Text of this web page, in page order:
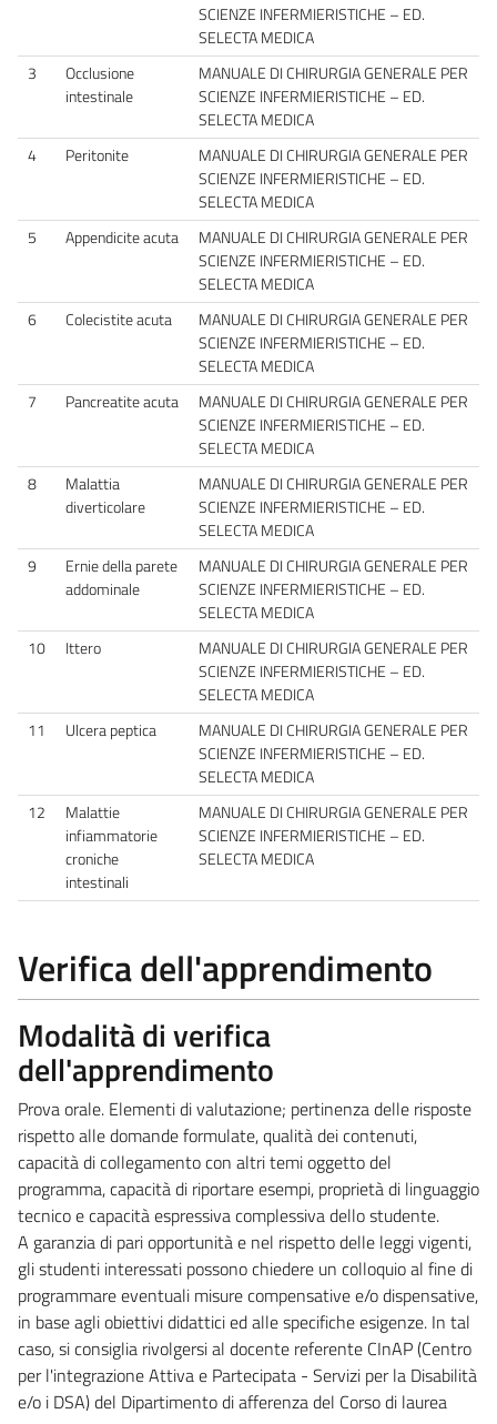
SCIENZE INFERMIERISTICHE – ED.
SELECTA MEDICA
3
Occlusione
intestinale
MANUALE DI CHIRURGIA GENERALE PER
SCIENZE INFERMIERISTICHE – ED.
SELECTA MEDICA
4
Peritonite
MANUALE DI CHIRURGIA GENERALE PER
SCIENZE INFERMIERISTICHE – ED.
SELECTA MEDICA
5
Appendicite acuta
MANUALE DI CHIRURGIA GENERALE PER
SCIENZE INFERMIERISTICHE – ED.
SELECTA MEDICA
6
Colecistite acuta
MANUALE DI CHIRURGIA GENERALE PER
SCIENZE INFERMIERISTICHE – ED.
SELECTA MEDICA
7
Pancreatite acuta
MANUALE DI CHIRURGIA GENERALE PER
SCIENZE INFERMIERISTICHE – ED.
SELECTA MEDICA
8
Malattia
diverticolare
MANUALE DI CHIRURGIA GENERALE PER
SCIENZE INFERMIERISTICHE – ED.
SELECTA MEDICA
9
Ernie della parete
addominale
MANUALE DI CHIRURGIA GENERALE PER
SCIENZE INFERMIERISTICHE – ED.
SELECTA MEDICA
10
Ittero
MANUALE DI CHIRURGIA GENERALE PER
SCIENZE INFERMIERISTICHE – ED.
SELECTA MEDICA
11
Ulcera peptica
MANUALE DI CHIRURGIA GENERALE PER
SCIENZE INFERMIERISTICHE – ED.
SELECTA MEDICA
12
Malattie
infiammatorie
croniche
intestinali
MANUALE DI CHIRURGIA GENERALE PER
SCIENZE INFERMIERISTICHE – ED.
SELECTA MEDICA
Verifica dell'apprendimento
Modalità di verifica
dell'apprendimento
Prova orale. Elementi di valutazione; pertinenza delle risposte
rispetto alle domande formulate, qualità dei contenuti,
capacità di collegamento con altri temi oggetto del
programma, capacità di riportare esempi, proprietà di linguaggio
tecnico e capacità espressiva complessiva dello studente.
A garanzia di pari opportunità e nel rispetto delle leggi vigenti,
gli studenti interessati possono chiedere un colloquio al fine di
programmare eventuali misure compensative e/o dispensative,
in base agli obiettivi didattici ed alle specifiche esigenze. In tal
caso, si consiglia rivolgersi al docente referente CInAP (Centro
per l'integrazione Attiva e Partecipata - Servizi per la Disabilità
e/o i DSA) del Dipartimento di afferenza del Corso di laurea